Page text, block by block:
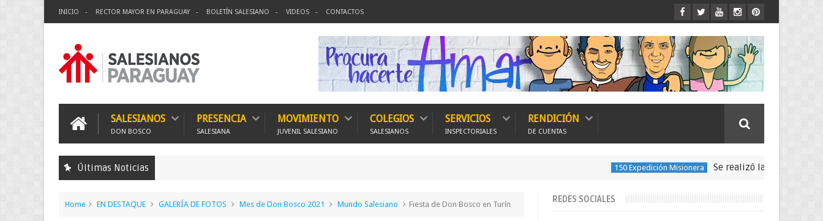
INICIO RECTOR MAYOR EN PARAGUAY BOLETÍN SALESIANO VIDEOS CONTACTOS
SALESIANOS
DON BOSCO
PRESENCIA
SALESIANA
MOVIMIENTO
JUVENIL SALESIANO
COLEGIOS
SALESIANOS
SERVICIOS
INSPECTORIALES
RENDICIÓN
DE CUENTAS
Últimas Noticias 150 Expedición Misionera Se realizó la peregrinación para seguir
Home EN DESTAQUE GALERÍA DE FOTOS Mes de Don Bosco 2021 Mundo Salesiano Fiesta de Don Bosco en Turín REDES SOCIALES